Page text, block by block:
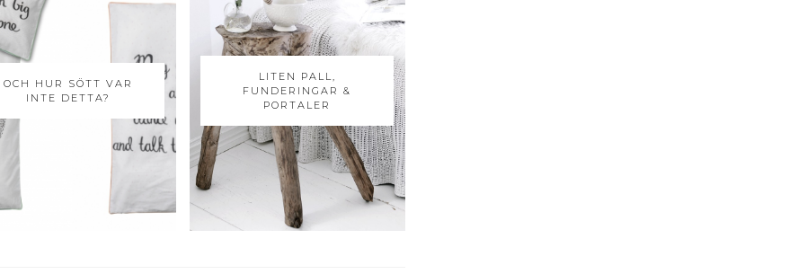
OCH HUR SÖTT VAR
INTE DETTA?
LITEN PALL,
FUNDERINGAR &
PORTALER